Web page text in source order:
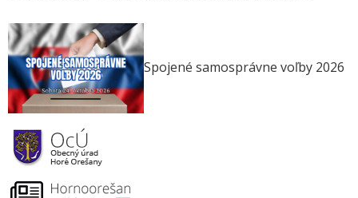
Spojené samosprávne voľby 2026